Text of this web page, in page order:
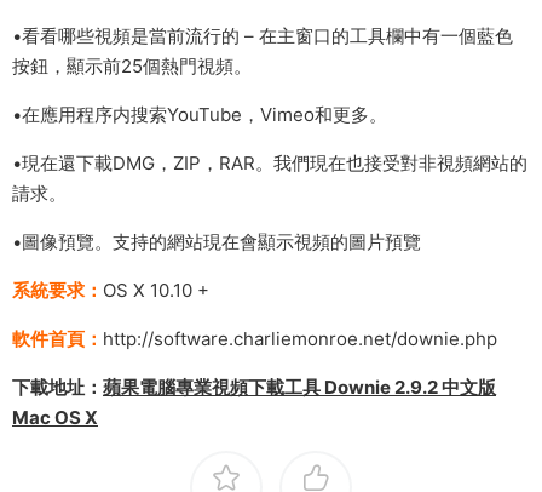
•看看哪些視頻是當前流行的 – 在主窗口的工具欄中有一個藍色
按鈕，顯示前25個熱門視頻。
•在應用程序内搜索YouTube，Vimeo和更多。
•現在還下載DMG，ZIP，RAR。我們現在也接受對非視頻網站的
請求。
•圖像預覽。支持的網站現在會顯示視頻的圖片預覽
系統要求： OS X 10.10 +
軟件首頁： http://software.charliemonroe.net/downie.php
下載地址： 蘋果電腦專業視頻下載工具 Downie 2.9.2 中文版
Mac OS X